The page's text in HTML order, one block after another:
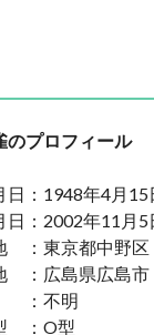
のプロフィール
日：1948年4月15
日：2002年11月5
：東京都中野区
：広島県広島市
：不明
：O型